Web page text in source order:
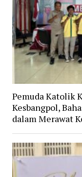
Pemuda Katolik
Kesbangpol,
dalam Merawat